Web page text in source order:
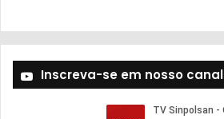
Inscreva-se em nosso canal